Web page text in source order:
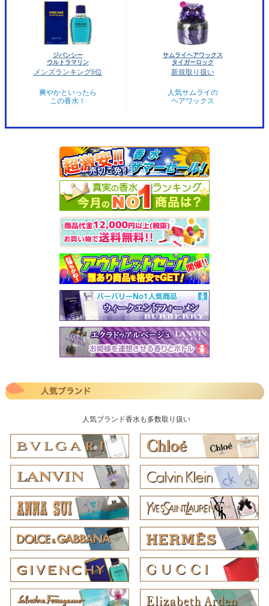
ジバンシー
ウルトラマリン
メンズランキング6位
爽やかといったら
この香水！
サムライヘアワックス
タイガーロック
新規取り扱い
人気サムライの
ヘアワックス
人気ブランド香水も多数取り扱い